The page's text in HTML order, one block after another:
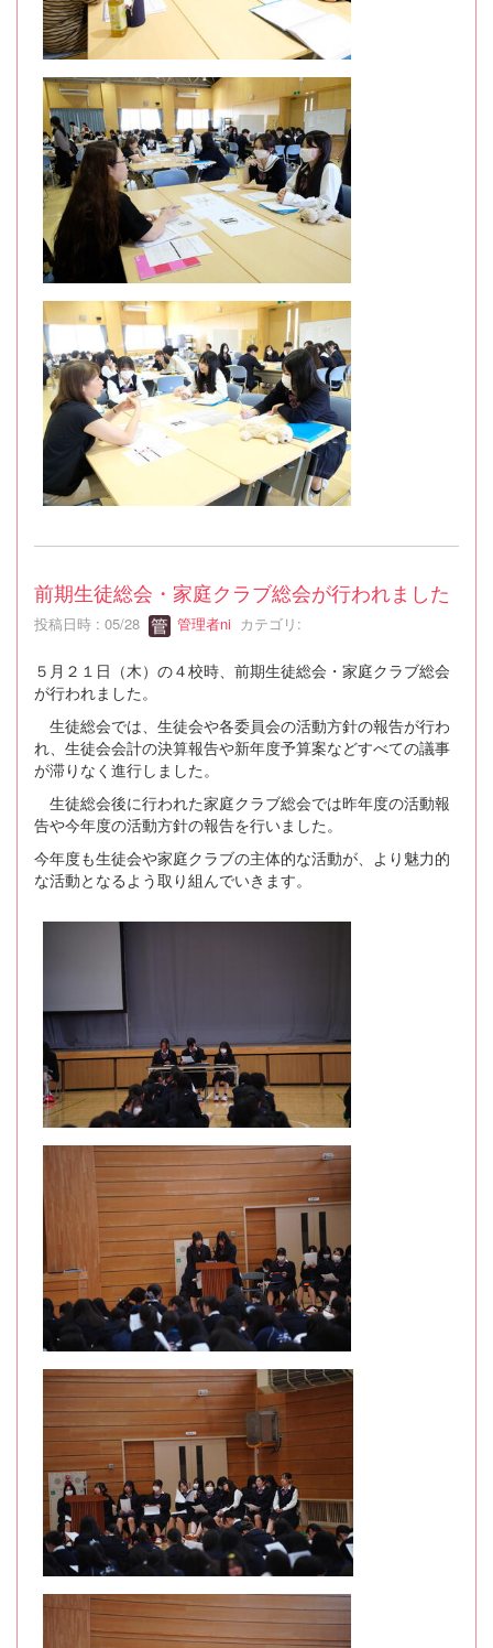
前期生徒総会・家庭クラブ総会が行われました
投稿日時 : 05/28 管理者ni カテゴリ:
５月２１日（木）の４校時、前期生徒総会・家庭クラブ総会
が行われました。
生徒総会では、生徒会や各委員会の活動方針の報告が行わ
れ、生徒会会計の決算報告や新年度予算案などすべての議事
が滞りなく進行しました。
生徒総会後に行われた家庭クラブ総会では昨年度の活動報
告や今年度の活動方針の報告を行いました。
今年度も生徒会や家庭クラブの主体的な活動が、より魅力的
な活動となるよう取り組んでいきます。